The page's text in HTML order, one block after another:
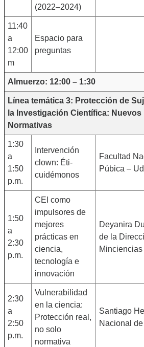
(2022–2024)
11:40
a
12:00
m
Espacio para
preguntas
Almuerzo: 12:00 – 1:30
Línea temática 3: Protección de
la Investigación Científica:
Normativas
1:30
a
1:50
p.m.
Intervención
clown: Éti-
cuidémonos
Facultad
Púbica –
1:50
a
2:30
p.m.
CEI como
impulsores de
mejores
prácticas en
ciencia,
tecnología e
innovación
Deyanira
de la
Minciencias
2:30
a
2:50
p.m.
Vulnerabilidad
en la ciencia:
Protección real,
no solo
normativa
Santiago
Nacional